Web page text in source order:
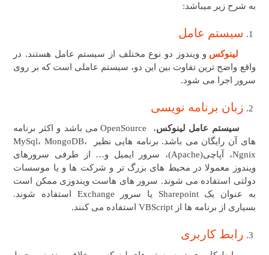
به شرح زیر میباشد:
سیستم عامل
لینوکس و ویندوز دو نوع مختلف از سیستم عامل هستند. در
واقع واضح ترین تفاوت بین این دو، سیستم عاملی است که بر روی
سرور اجرا می شود.
زبان برنامه نویسی
سیستم عامل لینوکس
، OpenSource می باشد و اکثر برنامه
های آن رایگان می باشد. برنامه هایی نظیر MySql، MongoDB،
Ngnix، آپاچی(Apache)، سرور ایمیل و… از طرفی سرورهای
ویندوز معمولا در محیط های بزرگ تر و شرکت ها و یا موسسات
دولتی استفاده می شوند. سرور های هاست ویندوزی ممکن است
به عنوان یک Sharepoint یا سرور Exchange استفاده شوند.
بسیاری از برنامه ها از VBScript استفاده می کنند.
رابط کاربری